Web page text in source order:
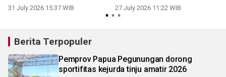
31 July 2026 15:37 WIB 27 July 2026 11:22 WIB
Berita Terpopuler
Pemprov Papua Pegunungan dorong
sportifitas kejurda tinju amatir 2026